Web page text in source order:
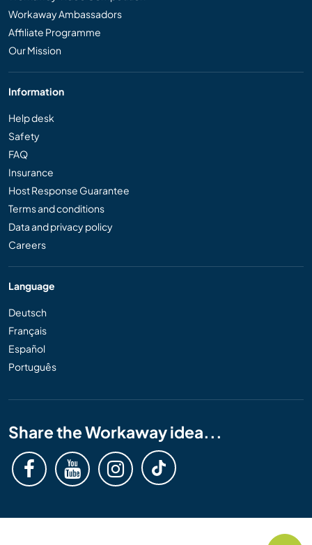
Workaway Ambassadors
Affiliate Programme
Our Mission
Information
Help desk
Safety
FAQ
Insurance
Host Response Guarantee
Terms and conditions
Data and privacy policy
Careers
Language
Deutsch
Français
Español
Português
Share the Workaway idea...